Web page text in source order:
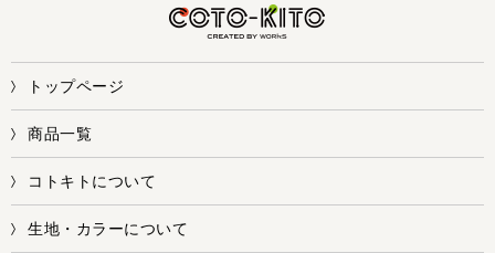
トップページ
商品一覧
コトキトについて
生地・カラーについて